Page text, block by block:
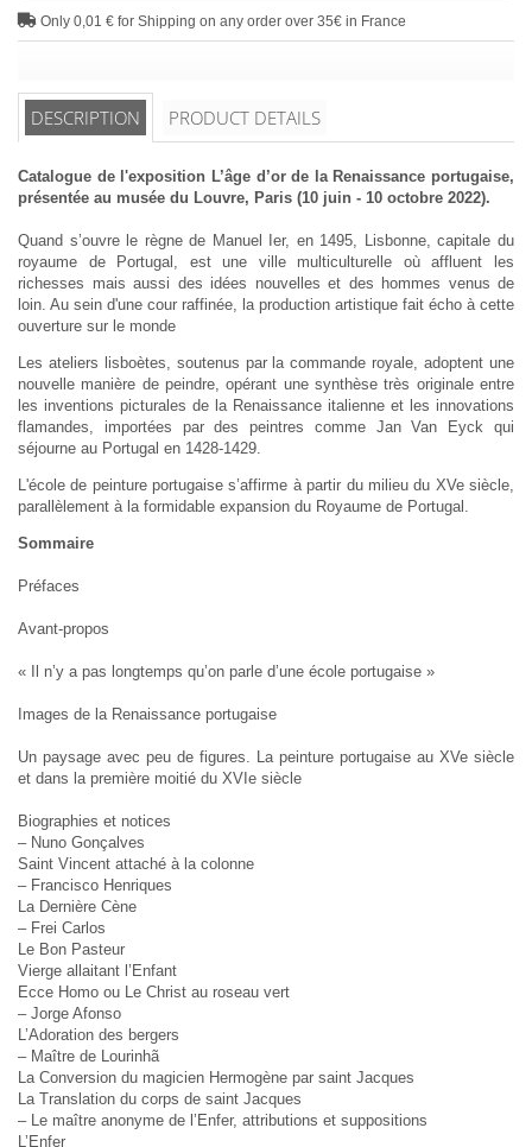
Only 0,01 € for Shipping on any order over 35€ in France
DESCRIPTION PRODUCT DETAILS
Catalogue de l'exposition L’âge d’or de la Renaissance portugaise,
présentée au musée du Louvre, Paris (10 juin - 10 octobre 2022).
Quand s’ouvre le règne de Manuel Ier, en 1495, Lisbonne, capitale du
royaume de Portugal, est une ville multiculturelle où affluent les
richesses mais aussi des idées nouvelles et des hommes venus de
loin. Au sein d'une cour raffinée, la production artistique fait écho à cette
ouverture sur le monde
Les ateliers lisboètes, soutenus par la commande royale, adoptent une
nouvelle manière de peindre, opérant une synthèse très originale entre
les inventions picturales de la Renaissance italienne et les innovations
flamandes, importées par des peintres comme Jan Van Eyck qui
séjourne au Portugal en 1428-1429.
L'école de peinture portugaise s’affirme à partir du milieu du XVe siècle,
parallèlement à la formidable expansion du Royaume de Portugal.
Sommaire
Préfaces
Avant-propos
« Il n’y a pas longtemps qu’on parle d’une école portugaise »
Images de la Renaissance portugaise
Un paysage avec peu de figures. La peinture portugaise au XVe siècle
et dans la première moitié du XVIe siècle
Biographies et notices
– Nuno Gonçalves
Saint Vincent attaché à la colonne
– Francisco Henriques
La Dernière Cène
– Frei Carlos
Le Bon Pasteur
Vierge allaitant l’Enfant
Ecce Homo ou Le Christ au roseau vert
– Jorge Afonso
L’Adoration des bergers
– Maître de Lourinhã
La Conversion du magicien Hermogène par saint Jacques
La Translation du corps de saint Jacques
– Le maître anonyme de l’Enfer, attributions et suppositions
L’Enfer